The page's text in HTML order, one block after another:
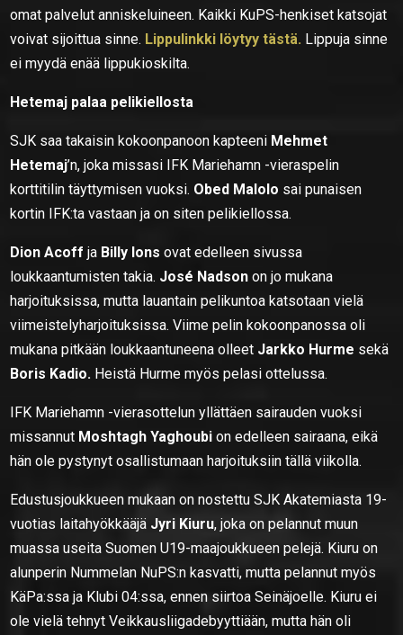
omat palvelut anniskeluineen. Kaikki KuPS-henkiset katsojat
voivat sijoittua sinne. Lippulinkki löytyy tästä. Lippuja sinne
ei myydä enää lippukioskilta.
Hetemaj palaa pelikiellosta
SJK saa takaisin kokoonpanoon kapteeni Mehmet
Hetemaj’n, joka missasi IFK Mariehamn -vieraspelin
korttitilin täyttymisen vuoksi. Obed Malolo sai punaisen
kortin IFK:ta vastaan ja on siten pelikiellossa.
Dion Acoffja Billy Ions ovat edelleen sivussa
loukkaantumisten takia. José Nadson on jo mukana
harjoituksissa, mutta lauantain pelikuntoa katsotaan vielä
viimeistelyharjoituksissa. Viime pelin kokoonpanossa oli
mukana pitkään loukkaantuneena olleet Jarkko Hurme sekä
Boris Kadio. Heistä Hurme myös pelasi ottelussa.
IFK Mariehamn -vierasottelun yllättäen sairauden vuoksi
missannut Moshtagh Yaghoubion edelleen sairaana, eikä
hän ole pystynyt osallistumaan harjoituksiin tällä viikolla.
Edustusjoukkueen mukaan on nostettu SJK Akatemiasta 19-
vuotias laitahyökkääjä Jyri Kiuru, joka on pelannut muun
muassa useita Suomen U19-maajoukkueen pelejä. Kiuru on
alunperin Nummelan NuPS:n kasvatti, mutta pelannut myös
KäPa:ssa ja Klubi 04:ssa, ennen siirtoa Seinäjoelle. Kiuru ei
ole vielä tehnyt Veikkausliigadebyyttiään, mutta hän oli